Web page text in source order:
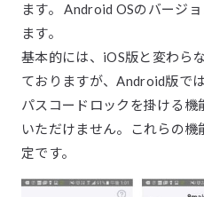
ます。 Android OSのバージ
ます。
基本的には、iOS版と変わら
ておりますが、Android版で
パスコードロックを掛ける
いただけません。これらの
定です。